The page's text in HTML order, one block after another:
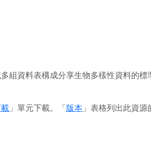
組資料表構成分享生物多樣性資料的標
」單元下載。「版本 」表格列出此資源